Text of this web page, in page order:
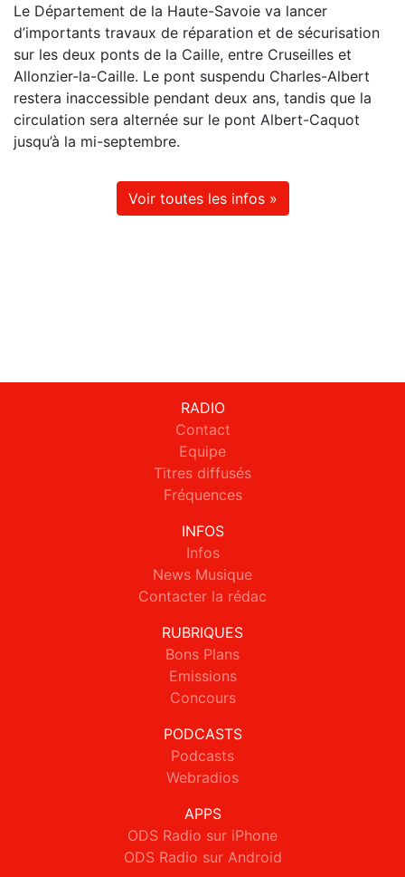
Le Département de la Haute-Savoie va lancer
d’importants travaux de réparation et de sécurisation
sur les deux ponts de la Caille, entre Cruseilles et
Allonzier-la-Caille. Le pont suspendu Charles-Albert
restera inaccessible pendant deux ans, tandis que la
circulation sera alternée sur le pont Albert-Caquot
jusqu’à la mi-septembre.
Voir toutes les infos »
RADIO
Contact
Equipe
Titres diffusés
Fréquences
INFOS
Infos
News Musique
Contacter la rédac
RUBRIQUES
Bons Plans
Emissions
Concours
PODCASTS
Podcasts
Webradios
APPS
ODS Radio sur iPhone
ODS Radio sur Android